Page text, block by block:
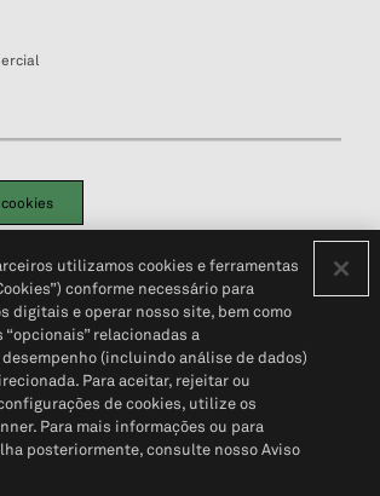
Portal de privacidade do cliente (em inglês)
Informações Pessoais© 2026 S&P Global
utilizamos cookies e ferramentas
conforme necessário para
digitais e operar nosso site, bem como
relacionadas a
(incluindo análise de dados)
Para aceitar, rejeitar ou
de cookies, utilize os
Para mais informações ou para
posteriormente, consulte nosso Aviso